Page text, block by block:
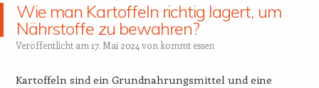
Wie man Kartoffeln richtig lagert, um
Nährstoffe zu bewahren?
Veröffentlicht am 17. Mai 2024 von kommt essen
Kartoffeln sind ein Grundnahrungsmittel und eine